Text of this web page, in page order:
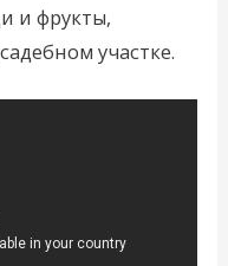
и фрукты,
участке.